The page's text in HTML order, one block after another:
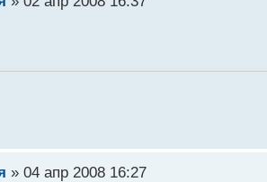
» 04 апр 2008 16:27